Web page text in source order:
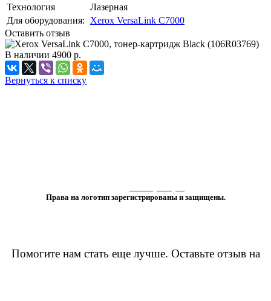
Технология
Лазерная
Для оборудования:
Xerox VersaLink C7000
Оставить отзыв
В наличии 4900 р.
Вернуться к списку
Права на логотип зарегистрированы и защищены.
Помогите нам стать еще лучше. Оставьте отзыв на